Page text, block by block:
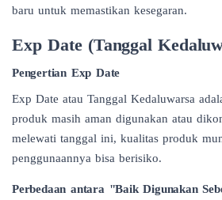
baru untuk memastikan kesegaran.
Exp Date (Tanggal
Pengertian Exp Date
Exp Date atau Tanggal Kedaluwarsa
produk masih aman digunakan atau
melewati tanggal ini, kualitas produk
penggunaannya bisa berisiko.
Perbedaan antara "Baik Digunakan